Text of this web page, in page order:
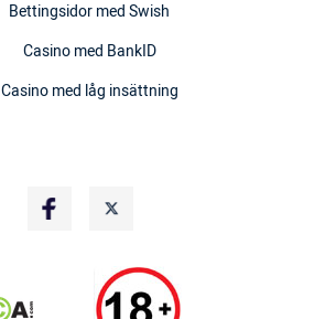
Bettingsidor med Swish
Casino med BankID
Casino med låg insättning